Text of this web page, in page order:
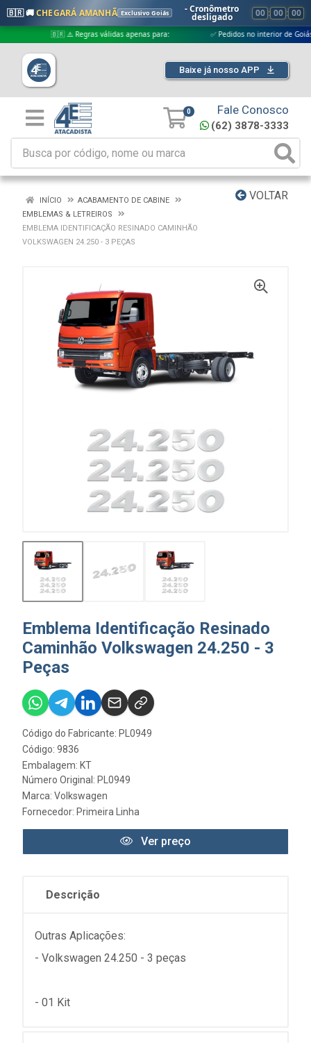
🇧🇷 🚚CHEGARÁ AMANHÃ Exclusivo Goiás - Cronômetro
desligado 00 : 00 : 00
🇧🇷 ⚠️ Regras válidas apenas para: ✅ Pedidos no interior de Goiás
Baixe já nosso APP
0 Fale Conosco
(62) 3878-3333
VOLTAR
INÍCIO
ACABAMENTO DE CABINE
EMBLEMAS & LETREIROS
EMBLEMA IDENTIFICAÇÃO RESINADO CAMINHÃO
VOLKSWAGEN 24.250 - 3 PEÇAS
Emblema Identificação Resinado
Caminhão Volkswagen 24.250 - 3
Peças
Código do Fabricante: PL0949
Código: 9836
Embalagem: KT
Número Original: PL0949
Marca: Volkswagen
Fornecedor: Primeira Linha
Ver preço
Descrição
Outras Aplicações:
- Volkswagen 24.250 - 3 peças
- 01 Kit